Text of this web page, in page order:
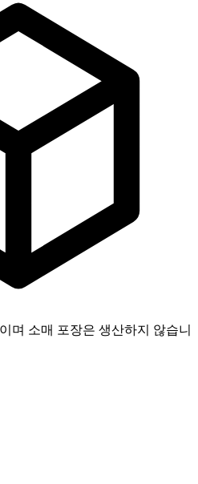
며 소매 포장은 생산하지 않습니